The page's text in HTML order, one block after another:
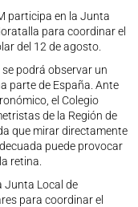
participa en la Junta
para coordinar el
del 12 de agosto.
podrá observar un
parte de España. Ante
el Colegio
de la Región de
que mirar directamente
puede provocar
retina.
Junta Local de
para coordinar el